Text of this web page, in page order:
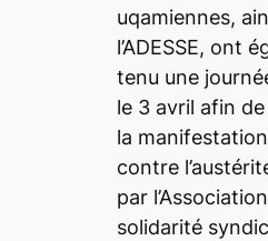
uqamiennes,
l’ADESSE, ont
tenu une
le 3 avril afin
la
contre
par
solidarité